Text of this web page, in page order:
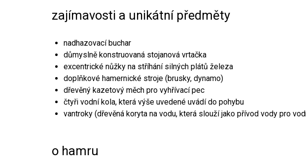
zajímavosti a unikátní předměty
nadhazovací buchar
důmyslně konstruovaná stojanová vrtačka
excentrické nůžky na stříhání silných plátů železa
doplňkové hamernické stroje (brusky, dynamo)
dřevěný kazetový měch pro vyhřívací pec
čtyři vodní kola, která výše uvedené uvádí do pohybu
vantroky (dřevěná koryta na vodu, která slouží jako přívod vody pro
o hamru